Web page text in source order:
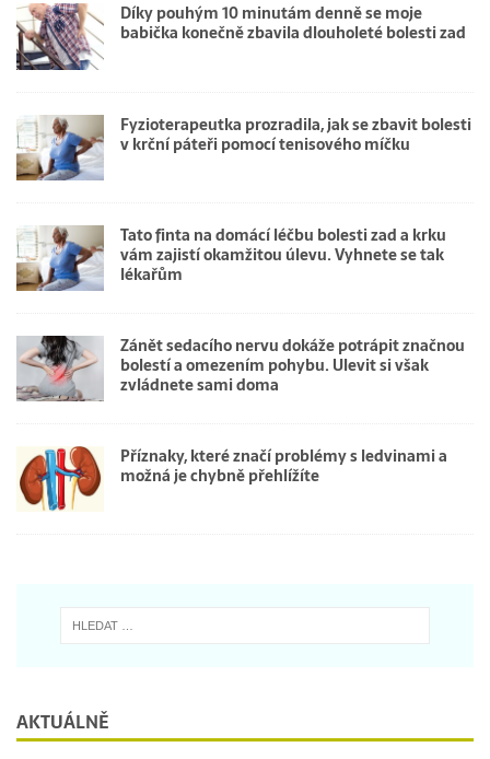
Díky pouhým 10 minutám denně se moje
babička konečně zbavila dlouholeté bolesti zad
Fyzioterapeutka prozradila, jak se zbavit bolesti
v krční páteři pomocí tenisového míčku
Tato finta na domácí léčbu bolesti zad a krku
vám zajistí okamžitou úlevu. Vyhnete se tak
lékařům
Zánět sedacího nervu dokáže potrápit značnou
bolestí a omezením pohybu. Ulevit si však
zvládnete sami doma
Příznaky, které značí problémy s ledvinami a
možná je chybně přehlížíte
AKTUÁLNĚ